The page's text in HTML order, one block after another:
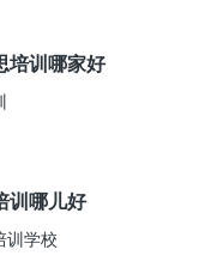
培训哪家好
训哪儿好
训学校